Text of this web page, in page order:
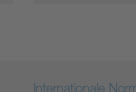
Internationale